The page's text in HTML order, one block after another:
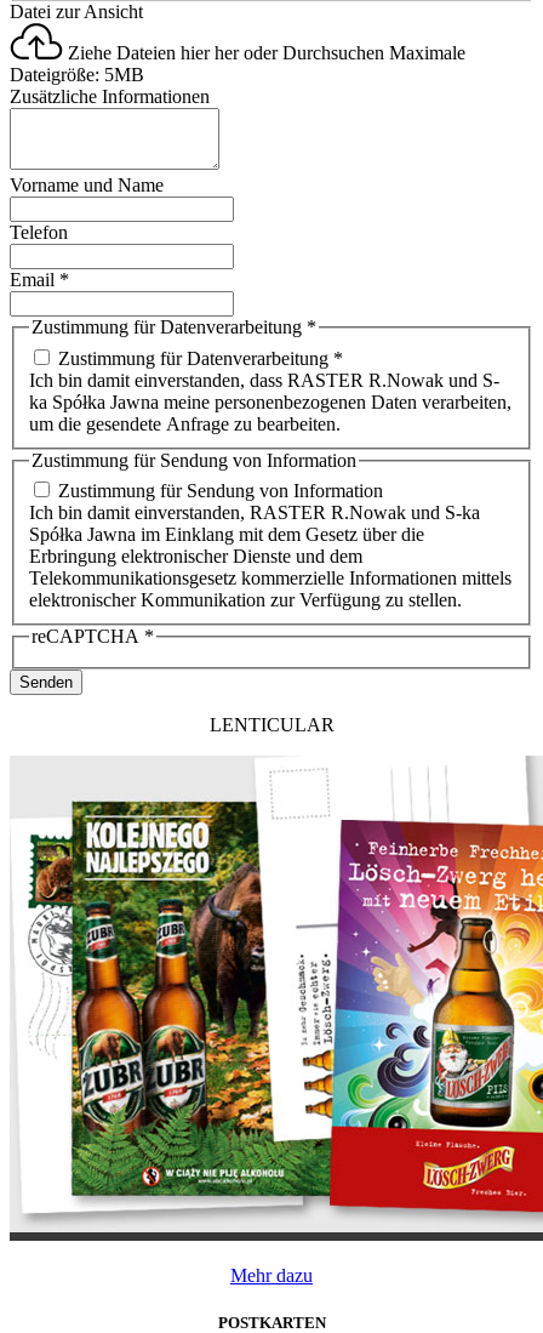
Datei zur Ansicht
Ziehe Dateien hier her oderDurchsuchen Maximale
Dateigröße: 5MB
Zusätzliche Informationen
Vorname und Name
Telefon
Email *
Zustimmung für Datenverarbeitung *
Zustimmung für Datenverarbeitung *
Ich bin damit einverstanden, dass RASTER R.Nowak und S-
ka Spółka Jawna meine personenbezogenen Daten verarbeiten,
um die gesendete Anfrage zu bearbeiten.
Zustimmung für Sendung von Information
Zustimmung für Sendung von Information
Ich bin damit einverstanden, RASTER R.Nowak und S-ka
Spółka Jawna im Einklang mit dem Gesetz über die
Erbringung elektronischer Dienste und dem
Telekommunikationsgesetz kommerzielle Informationen mittels
elektronischer Kommunikation zur Verfügung zu stellen.
reCAPTCHA *
Senden
LENTICULAR
Mehr dazu
POSTKARTEN